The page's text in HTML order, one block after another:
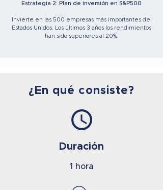
Estrategia 2: Plan de inversión en S&P500
Invierte en las 500 empresas más importantes del
Estados Unidos. Los últimos 3 años los rendimientos
han sido superiores al 20%.
¿En qué consiste?
Duración
1 hora